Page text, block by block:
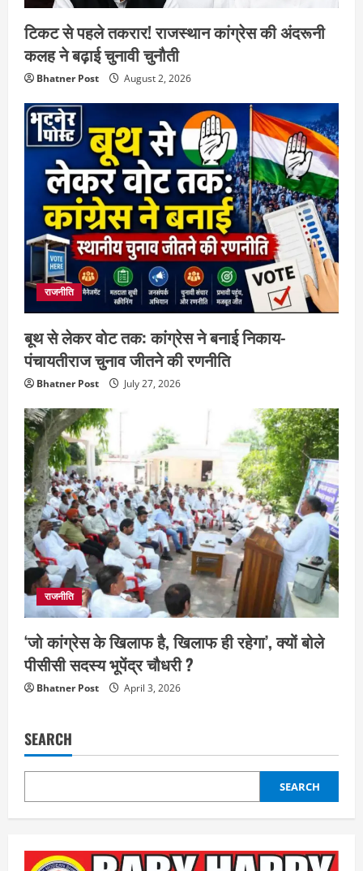
टिकट से पहले तकरार! राजस्थान कांग्रेस की अंदरूनी
कलह ने बढ़ाई चुनावी चुनौती
Bhatner Post August 2, 2026
राजनीति
बूथ से लेकर वोट तक: कांग्रेस ने बनाई निकाय-
पंचायतीराज चुनाव जीतने की रणनीति
Bhatner Post July 27, 2026
राजनीति
‘जो कांग्रेस के खिलाफ है, खिलाफ ही रहेगा’, क्यों बोले
पीसीसी सदस्य भूपेंद्र चौधरी ?
Bhatner Post April 3, 2026
SEARCH
SEARCH